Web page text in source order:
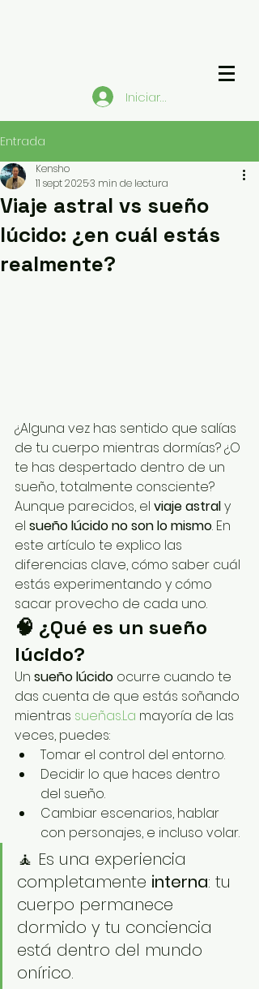
Iniciar sesión
Entrada
Viaje astral vs sueño
lúcido: ¿en cuál estás
realmente?
Kensho
11 sept 20253 min de lectura
¿Alguna vez has sentido que salías
de tu cuerpo mientras dormías? ¿O
te has despertado dentro de un
sueño, totalmente consciente?
Aunque parecidos, el viaje astral y
el sueño lúcidono son lo mismo. En
este artículo te explico las
diferencias clave, cómo saber cuál
estás experimentando y cómo
sacar provecho de cada uno.
🧠 ¿Qué es un sueño
lúcido?
Un sueño lúcido ocurre cuando te
das cuenta de que estás soñando
mientras sueñas.La mayoría de las
veces, puedes:
Tomar el control del entorno.
Decidir lo que haces dentro
del sueño.
Cambiar escenarios, hablar
con personajes, e incluso volar.
🧘 Es una experiencia
completamente interna: tu
cuerpo permanece
dormido y tu conciencia
está dentro del mundo
onírico.